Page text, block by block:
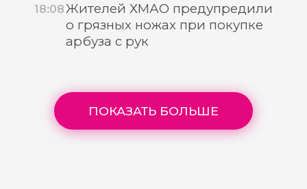
18:08Жителей ХМАО предупредили
о грязных ножах при покупке
арбуза с рук
ПОКАЗАТЬ БОЛЬШЕ